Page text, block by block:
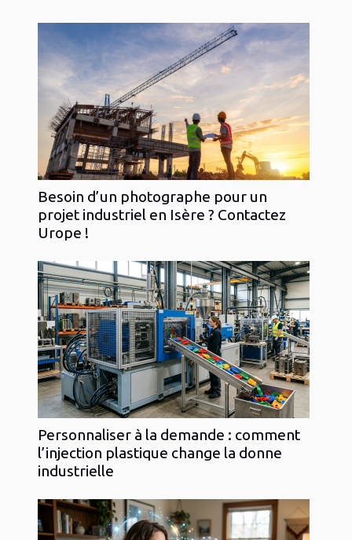
Besoin d’un photographe pour un
projet industriel en Isère ? Contactez
Urope !
Personnaliser à la demande : comment
l’injection plastique change la donne
industrielle